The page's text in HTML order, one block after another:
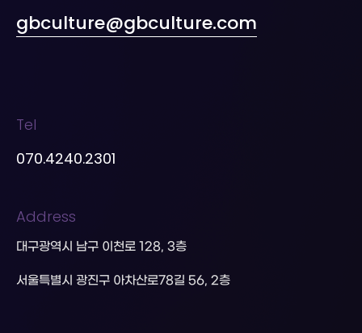
gbculture@gbculture.com
Tel
070.4240.2301
Address
대구광역시 남구 이천로 128, 3층
서울특별시 광진구 아차산로78길 56, 2층